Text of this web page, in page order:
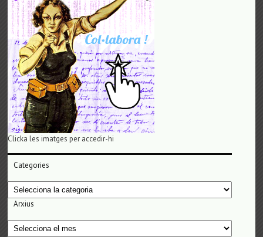
Clicka les imatges per accedir-hi
Categories
Categories
Arxius
Arxius